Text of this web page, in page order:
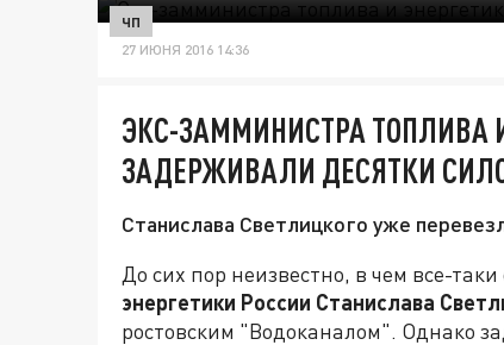
ЧП
27 ИЮНЯ 2016 14:36
ЭКС-ЗАММИНИСТРА ТОПЛИВА
ЗАДЕРЖИВАЛИ ДЕСЯТКИ
Станислава Светлицкого уже
До сих пор неизвестно, в чем все-
энергетики России Станислава
ростовским "Водоканалом". Однако